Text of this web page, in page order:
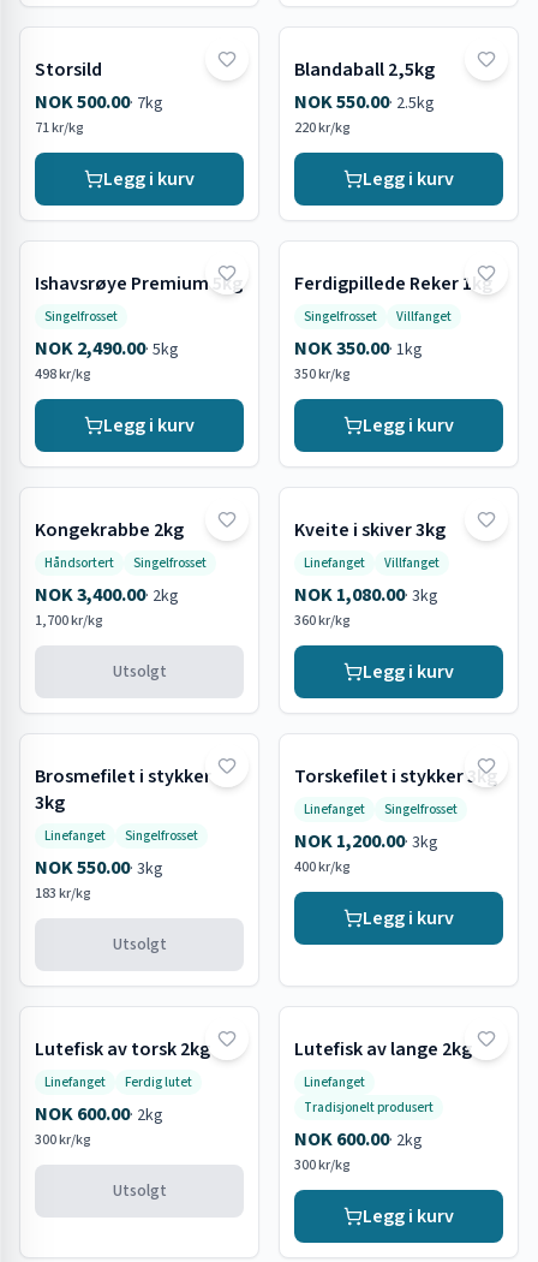
Storsild
NOK 500.00· 7kg
71 kr/kg
Legg i kurv
Blandaball 2,5kg
NOK 550.00· 2.5kg
220 kr/kg
Legg i kurv
Ishavsrøye Premium 5kg
Singelfrosset
NOK 2,490.00· 5kg
498 kr/kg
Legg i kurv
Ferdigpillede Reker 1kg
Singelfrosset Villfanget
NOK 350.00· 1kg
350 kr/kg
Legg i kurv
Utsolgt
Kongekrabbe 2kg
Håndsortert Singelfrosset
NOK 3,400.00· 2kg
1,700 kr/kg
Utsolgt
Kveite i skiver 3kg
Linefanget Villfanget
NOK 1,080.00· 3kg
360 kr/kg
Legg i kurv
Utsolgt
Brosmefilet i stykker
3kg
Linefanget Singelfrosset
NOK 550.00· 3kg
183 kr/kg
Utsolgt
Torskefilet i stykker 3kg
Linefanget Singelfrosset
NOK 1,200.00· 3kg
400 kr/kg
Legg i kurv
Utsolgt
Lutefisk av torsk 2kg
Linefanget Ferdig lutet
NOK 600.00· 2kg
300 kr/kg
Utsolgt
Lutefisk av lange 2kg
Linefanget
Tradisjonelt produsert
NOK 600.00· 2kg
300 kr/kg
Legg i kurv